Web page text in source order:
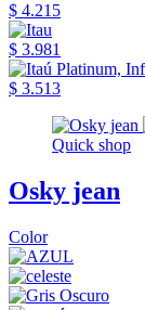
$ 4.215
$ 3.981
$ 3.513
Quick shop
Osky jean
Color